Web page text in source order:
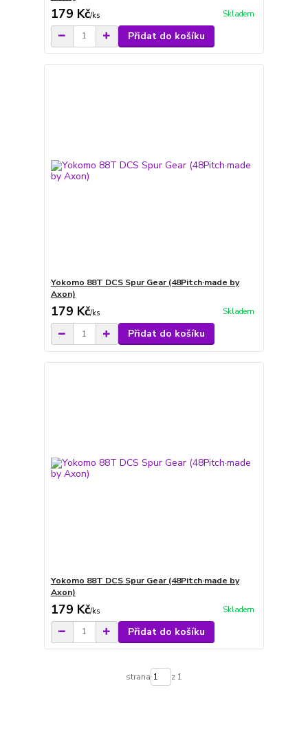
179 Kč/ks Skladem
Přidat do košíku
Yokomo 88T DCS Spur Gear (48Pitch·made by
Axon)
179 Kč/ks Skladem
Přidat do košíku
Yokomo 88T DCS Spur Gear (48Pitch·made by
Axon)
179 Kč/ks Skladem
Přidat do košíku
strana z 1